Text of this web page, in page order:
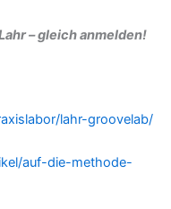
– gleich anmelden!
lahr-groovelab/
auf-die-methode-